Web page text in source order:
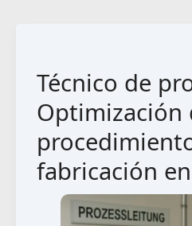
Técnico de
Optimización
fabricación